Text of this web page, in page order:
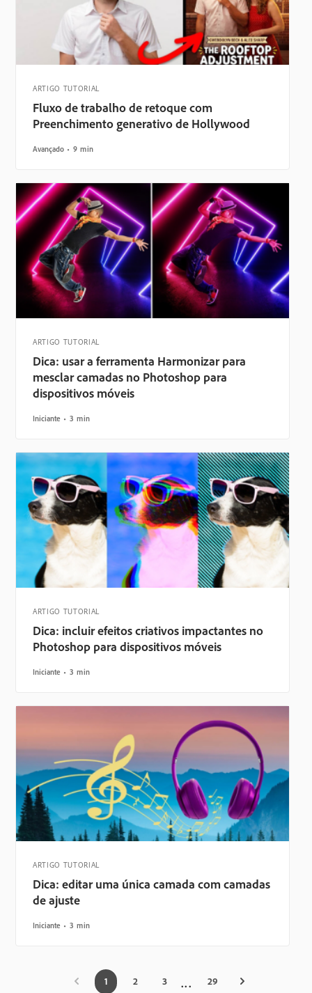
ARTIGO TUTORIAL
Fluxo de trabalho de retoque com
Preenchimento generativo de Hollywood
Avançado 9 min
ARTIGO TUTORIAL
Dica: usar a ferramenta Harmonizar para
mesclar camadas no Photoshop para
dispositivos móveis
Iniciante 3 min
ARTIGO TUTORIAL
Dica: incluir efeitos criativos impactantes no
Photoshop para dispositivos móveis
Iniciante 3 min
ARTIGO TUTORIAL
Dica: editar uma única camada com camadas
de ajuste
Iniciante 3 min
1 2 3 29